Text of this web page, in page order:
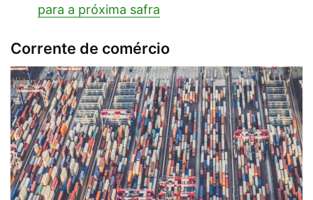
para a próxima safra
Corrente de comércio